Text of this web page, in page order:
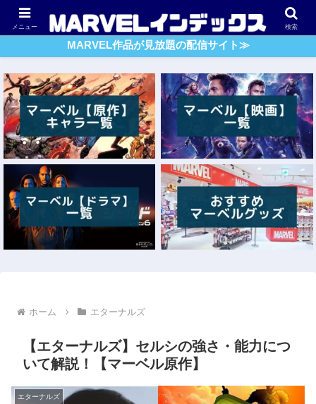
アベンジャーズ スパイダーマン ガーディアンズ・O・G
MARVEL作品が見放題の配信サイト≫
ホーム エターナルズ
【エターナルズ】セルシの強さ・能力につ
いて解説！【マーベル原作】
エターナルズ
メニュー 検索